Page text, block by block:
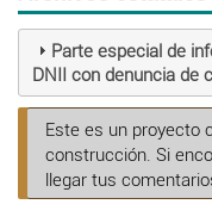
Parte especial de
DNII con denuncia de
Este es un proyecto
construcción. Si
llegar tus